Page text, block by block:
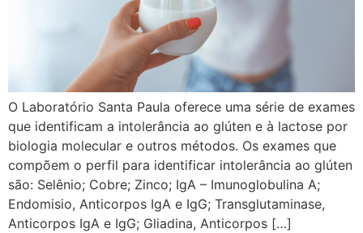
O Laboratório Santa Paula oferece uma série de exames
que identificam a intolerância ao glúten e à lactose por
biologia molecular e outros métodos. Os exames que
compõem o perfil para identificar intolerância ao glúten
são: Selênio; Cobre; Zinco; IgA – Imunoglobulina A;
Endomisio, Anticorpos IgA e IgG; Transglutaminase,
Anticorpos IgA e IgG; Gliadina, Anticorpos […]